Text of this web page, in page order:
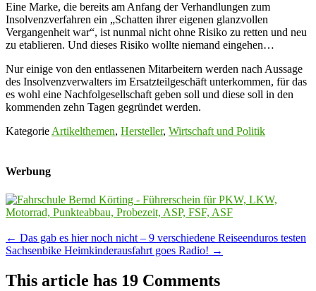
Eine Marke, die bereits am Anfang der Verhandlungen zum
Insolvenzverfahren ein „Schatten ihrer eigenen glanzvollen
Vergangenheit war“, ist nunmal nicht ohne Risiko zu retten und neu
zu etablieren. Und dieses Risiko wollte niemand eingehen…
Nur einige von den entlassenen Mitarbeitern werden nach Aussage
des Insolvenzverwalters im Ersatzteilgeschäft unterkommen, für das
es wohl eine Nachfolgesellschaft geben soll und diese soll in den
kommenden zehn Tagen gegründet werden.
Kategorie Artikelthemen, Hersteller, Wirtschaft und Politik
Werbung
Post
navigation
← Das gab es hier noch nicht – 9 verschiedene Reiseenduros testen
Sachsenbike Heimkinderausfahrt goes Radio! →
This article has 19 Comments